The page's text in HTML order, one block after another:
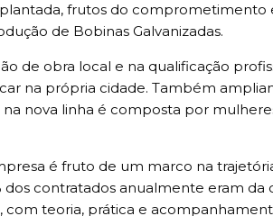
frutos do comprometimento
de Bobinas Galvanizadas.
de obra local e na qualificação
na própria cidade. Também
nova linha é composta por
é fruto de um marco na
contratados anualmente eram da
teoria, prática e